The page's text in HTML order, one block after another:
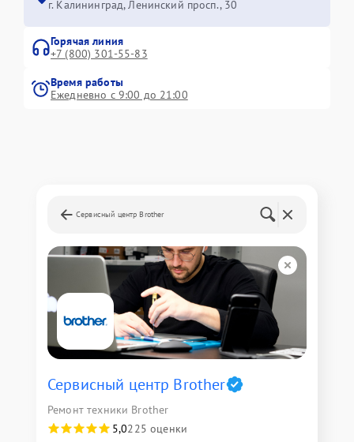
г. Калининград, Ленинский просп., 30
Горячая линия
+7 (800) 301-55-83
Время работы
Ежедневно с 9:00 до 21:00
Сервисный центр Brother
Сервисный центр Brother
Ремонт техники Brother
5,0225 оценки